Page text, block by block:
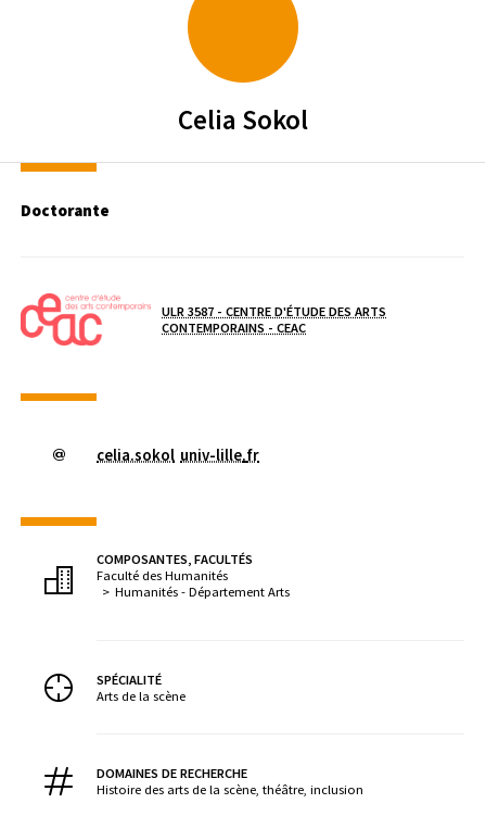
Celia Sokol
Doctorante
ULR 3587 - CENTRE D'ÉTUDE DES ARTS
CONTEMPORAINS - CEAC( NOUVELLE FENÊTRE)
celia.sokol univ-lille.fr
COMPOSANTES, FACULTÉS
Faculté des Humanités
Humanités - Département Arts
SPÉCIALITÉ
Arts de la scène
DOMAINES DE RECHERCHE
Histoire des arts de la scène, théâtre, inclusion